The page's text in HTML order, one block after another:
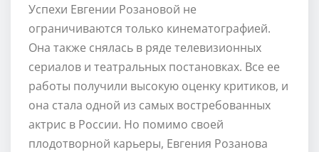
Успехи Евгении Розановой не
ограничиваются только кинематографией.
Она также снялась в ряде телевизионных
сериалов и театральных постановках. Все ее
работы получили высокую оценку критиков, и
она стала одной из самых востребованных
актрис в России. Но помимо своей
плодотворной карьеры, Евгения Розанова